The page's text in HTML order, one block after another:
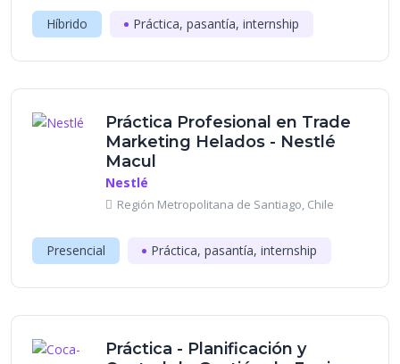
Híbrido Práctica, pasantía, internship
Práctica Profesional en Trade
Marketing Helados - Nestlé
Macul
Nestlé
Región Metropolitana de Santiago, Chile
Presencial Práctica, pasantía, internship
Práctica - Planificación y